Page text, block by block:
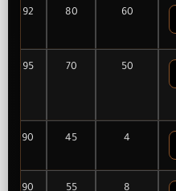
60
80
92
50
70
95
4
45
90
8
55
90